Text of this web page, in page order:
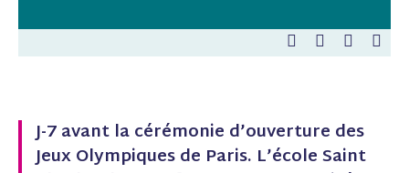
a
g
e
r
a
g
e
r
-
l
a
J-7 avant la cérémonie d’ouverture des
Jeux Olympiques de Paris. L’école Saint